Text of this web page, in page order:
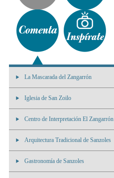
La Mascarada del Zangarrón
Iglesia de San Zoilo
Centro de Interpretación El Zangarrón
Arquitectura Tradicional de Sanzoles
Gastronomía de Sanzoles